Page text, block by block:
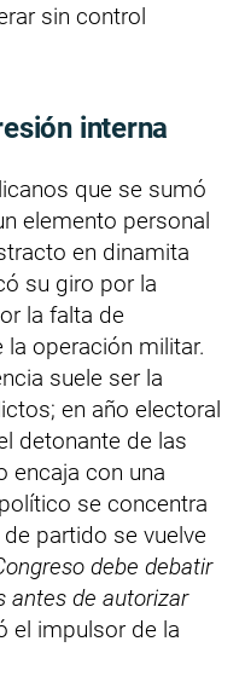
sin control
interna
que se sumó
elemento personal
en dinamita
su giro por la
la falta de
operación militar.
suele ser la
en año electoral
detonante de las
encaja con una
se concentra
partido se vuelve
debe debatir
antes de autorizar
el impulsor de la